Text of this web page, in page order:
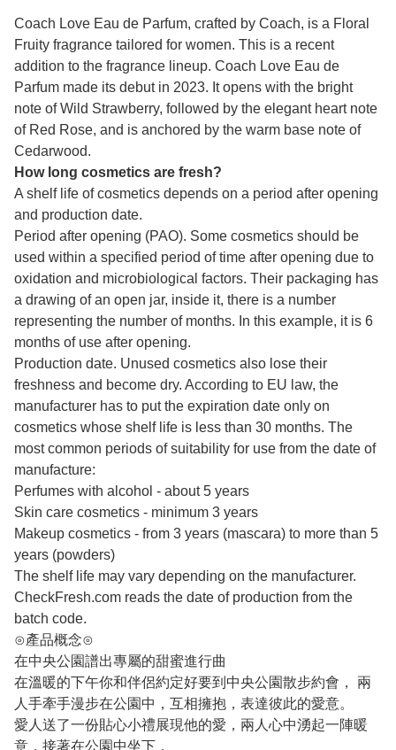
Coach Love Eau de Parfum, crafted by Coach, is a Floral
Fruity fragrance tailored for women. This is a recent
addition to the fragrance lineup. Coach Love Eau de
Parfum made its debut in 2023. It opens with the bright
note of Wild Strawberry, followed by the elegant heart note
of Red Rose, and is anchored by the warm base note of
Cedarwood.
How long cosmetics are fresh?
A shelf life of cosmetics depends on a period after opening
and production date.
Period after opening (PAO). Some cosmetics should be
used within a specified period of time after opening due to
oxidation and microbiological factors. Their packaging has
a drawing of an open jar, inside it, there is a number
representing the number of months. In this example, it is 6
months of use after opening.
Production date. Unused cosmetics also lose their
freshness and become dry. According to EU law, the
manufacturer has to put the expiration date only on
cosmetics whose shelf life is less than 30 months. The
most common periods of suitability for use from the date of
manufacture:
Perfumes with alcohol - about 5 years
Skin care cosmetics - minimum 3 years
Makeup cosmetics - from 3 years (mascara) to more than 5
years (powders)
The shelf life may vary depending on the manufacturer.
CheckFresh.com reads the date of production from the
batch code.
⊙產品概念⊙
在中央公園譜出專屬的甜蜜進行曲
在溫暖的下午你和伴侶約定好要到中央公園散步約會， 兩
人手牽手漫步在公園中，互相擁抱，表達彼此的愛意。
愛人送了一份貼心小禮展現他的愛，兩人心中湧起一陣暖
意，接著在公園中坐下，